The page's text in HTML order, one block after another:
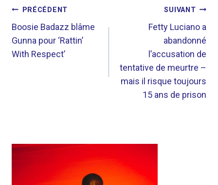
NAVIGATION
DE
L’ARTICLE
PRÉCÉDENT
Boosie Badazz blâme
Gunna pour ‘Rattin’
With Respect’
SUIVANT
Fetty Luciano a
abandonné
l’accusation de
tentative de meurtre –
mais il risque toujours
15 ans de prison